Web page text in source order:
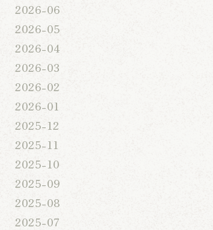
2026-06
2026-05
2026-04
2026-03
2026-02
2026-01
2025-12
2025-11
2025-10
2025-09
2025-08
2025-07